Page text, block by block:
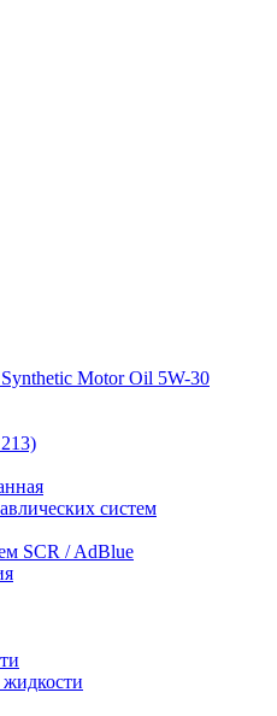
Motor Oil 5W-30
систем
SCR / AdBlue